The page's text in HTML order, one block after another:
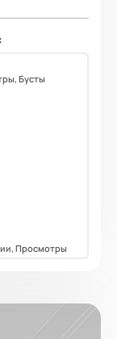
:
Бусты
Просмотры